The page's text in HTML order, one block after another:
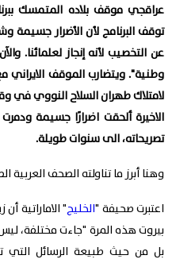
عراقجي موقف بلاده المتمسك
توقف البرنامج لأن الأضرار جسيمة
عن التخصيب لأنه إنجاز لعلمائنا.
وطنية". ويتضارب الموقف الايراني
لامتلاك طهران السلاح النووي في
الاخيرة ألحقت اضرارًا جسيمة
تصريحاته، الى سنوات طويلة.
وهنا أبرز ما تناولته الصحف العربية
اعتبرت صحيفة "الخليج" الاماراتية
بيروت هذه المرة "جاءت مختلفة،
بل من حيث طبيعة الرسائل